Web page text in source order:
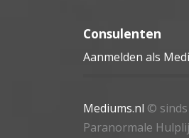
Consulenten
Aanmelden als
Mediums.nl © sinds
Paranormale